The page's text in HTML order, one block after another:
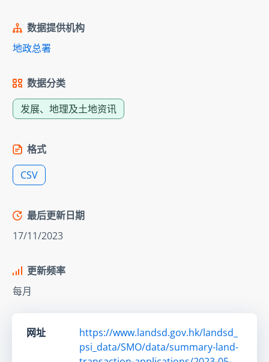
数据提供机构
地政总署
数据分类
发展、地理及土地资讯
格式
CSV
最后更新日期
17/11/2023
更新频率
每月
网址
https://www.landsd.gov.hk/landsd_
psi_data/SMO/data/summary-land-